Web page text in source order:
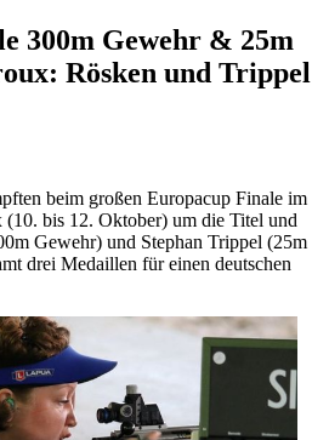
300m Gewehr & 25m
Rösken und Trippel
beim großen Europacup Finale im
(10. bis 12. Oktober) um die Titel und
Gewehr) und Stephan Trippel (25m
drei Medaillen für einen deutschen